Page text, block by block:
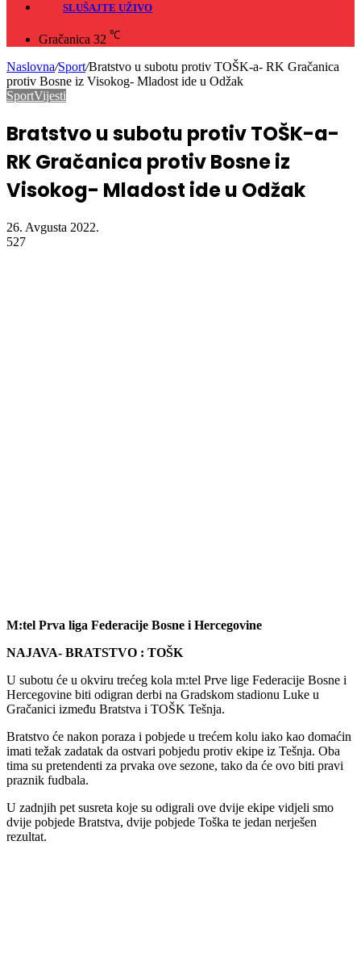
SLUŠAJTE UŽIVO
Gračanica 32 ℃
Naslovna/Sport/Bratstvo u subotu protiv TOŠK-a- RK Gračanica
protiv Bosne iz Visokog- Mladost ide u Odžak
SportVijesti
Bratstvo u subotu protiv TOŠK-a-
RK Gračanica protiv Bosne iz
Visokog- Mladost ide u Odžak
26. Avgusta 2022.
527
M:tel Prva liga Federacije Bosne i Hercegovine
NAJAVA- BRATSTVO : TOŠK
U subotu će u okviru trećeg kola m:tel Prve lige Federacije Bosne i
Hercegovine biti odigran derbi na Gradskom stadionu Luke u
Gračanici između Bratstva i TOŠK Tešnja.
Bratstvo će nakon poraza i pobjede u trećem kolu iako kao domaćin
imati težak zadatak da ostvari pobjedu protiv ekipe iz Tešnja. Oba
tima su pretendenti za prvaka ove sezone, tako da će ovo biti pravi
praznik fudbala.
U zadnjih pet susreta koje su odigrali ove dvije ekipe vidjeli smo
dvije pobjede Bratstva, dvije pobjede Toška te jedan nerješen
rezultat.